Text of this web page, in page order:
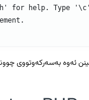
for help. Type
ئەوە بەسەرکەوتووی